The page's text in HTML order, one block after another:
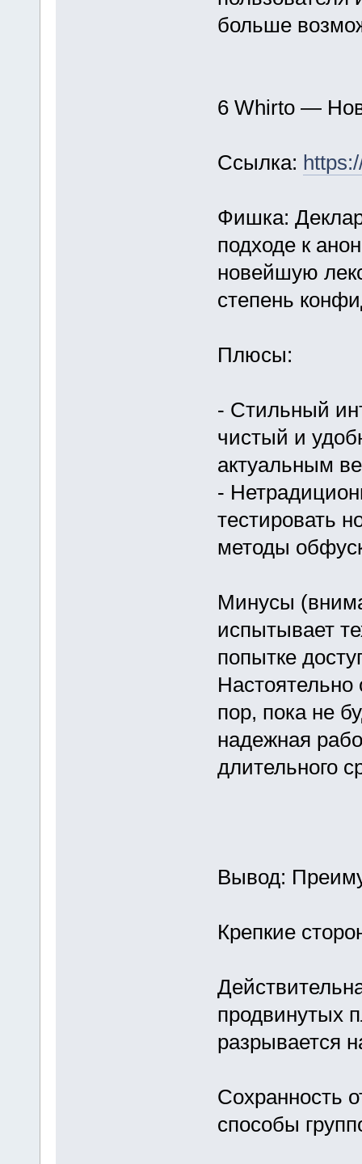
больше
6 Whirto —
Ссылка:
Фишка:
подходе к
новейшую
степень
Плюсы:
- Стильный
чистый и
актуальным
-
тестировать
методы
Минусы
испытывает
попытке
Настоятельно
пор, пока не
надежная
длительного
Вывод:
Крепкие
продвинутых
разрывается
Сохранность
способы